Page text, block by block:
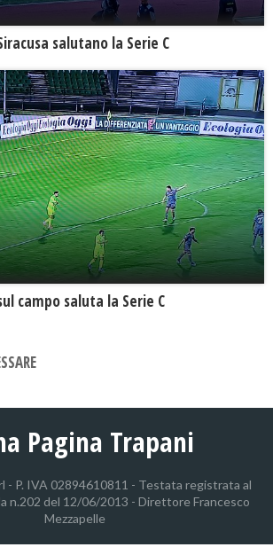
salutano la Serie C
campo saluta la Serie C
Pagina Trapani
- P. IVA 02894610811 - Testata registrata al
n.202 del 12/06/2013 - Direttore Francesco
Mezzapelle